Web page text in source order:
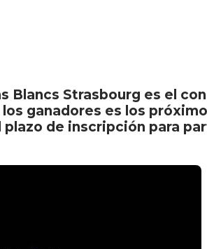
Blancs Strasbourg es el
ganadores es los
de inscripción para